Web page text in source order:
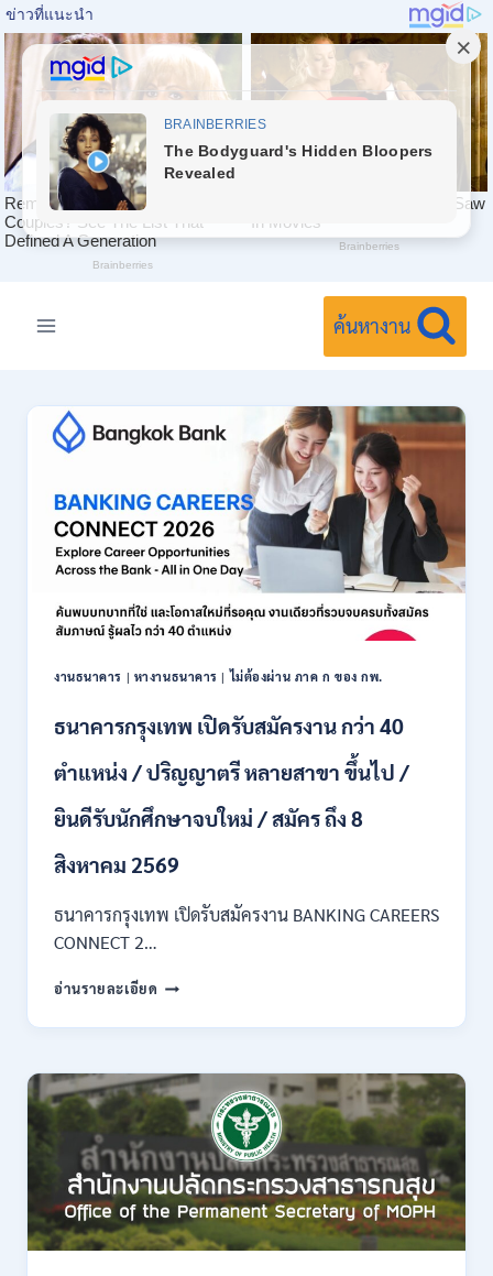
ค้นหางาน
งานธนาคาร | หางานธนาคาร |ไม่ต้องผ่าน ภาค ก ของ กพ.
ธนาคารกรุงเทพ เปิดรับสมัครงาน กว่า 40
ตำแหน่ง / ปริญญาตรี หลายสาขา ขึ้นไป /
ยินดีรับนักศึกษาจบใหม่ / สมัคร ถึง 8
สิงหาคม 2569
ธนาคารกรุงเทพ เปิดรับสมัครงาน BANKING CAREERS
CONNECT 2…
อ่านรายละเอียด ธนาคาร
เปิด
สมัคร
งาน
40
ตำแหน่ง
/
ปริญญา
ตรี
หลาย